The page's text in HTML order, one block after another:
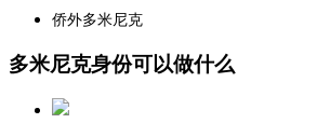
侨外多米尼克
多米尼克身份可以做什么